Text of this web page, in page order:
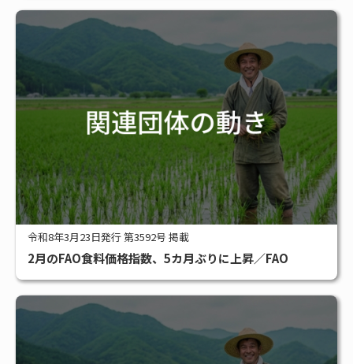
令和8年3月23日発行 第3592号 掲載
2月のFAO食料価格指数、5カ月ぶりに上昇／FAO